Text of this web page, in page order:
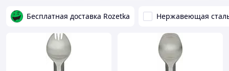
Бесплатная доставка Rozetka Нержавеющая